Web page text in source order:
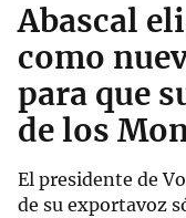
Abascal
como
para que
de los
El presidente de
de su exportavoz